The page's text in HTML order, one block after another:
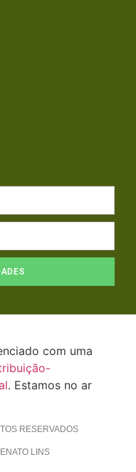
com uma
. Estamos no ar
RESERVADOS
LINS